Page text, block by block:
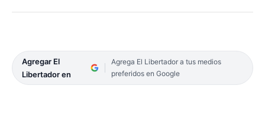
Agregar El
Libertador en
Agrega El Libertador a tus medios
preferidos en Google